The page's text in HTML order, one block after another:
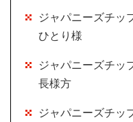
ジャパニーズチッ
ひとり様
ジャパニーズチッ
長様方
ジャパニーズチッ